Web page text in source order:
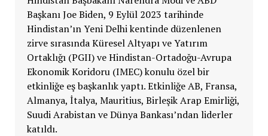
Başkanı Joe Biden, 9 Eylül 2023 tarihinde
Hindistan’ın Yeni Delhi kentinde düzenlenen
zirve sırasında Küresel Altyapı ve Yatırım
Ortaklığı (PGII) ve Hindistan-Ortadoğu-Avrupa
Ekonomik Koridoru (IMEC) konulu özel bir
etkinliğe eş başkanlık yaptı. Etkinliğe AB, Fransa,
Almanya, İtalya, Mauritius, Birleşik Arap Emirliği,
Suudi Arabistan ve Dünya Bankası’ndan liderler
katıldı.